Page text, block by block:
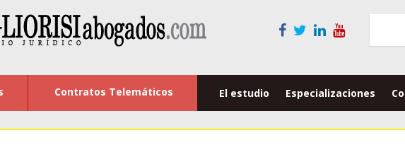
Contratos Telemáticos El estudio Especializaciones